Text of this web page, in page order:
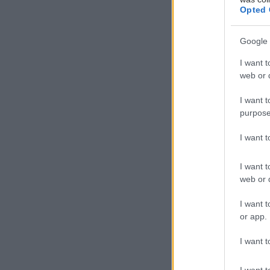
Opted
Google
I want
web or
I want
I want
I want
web or
I want
or app.
I want
Ζάλη